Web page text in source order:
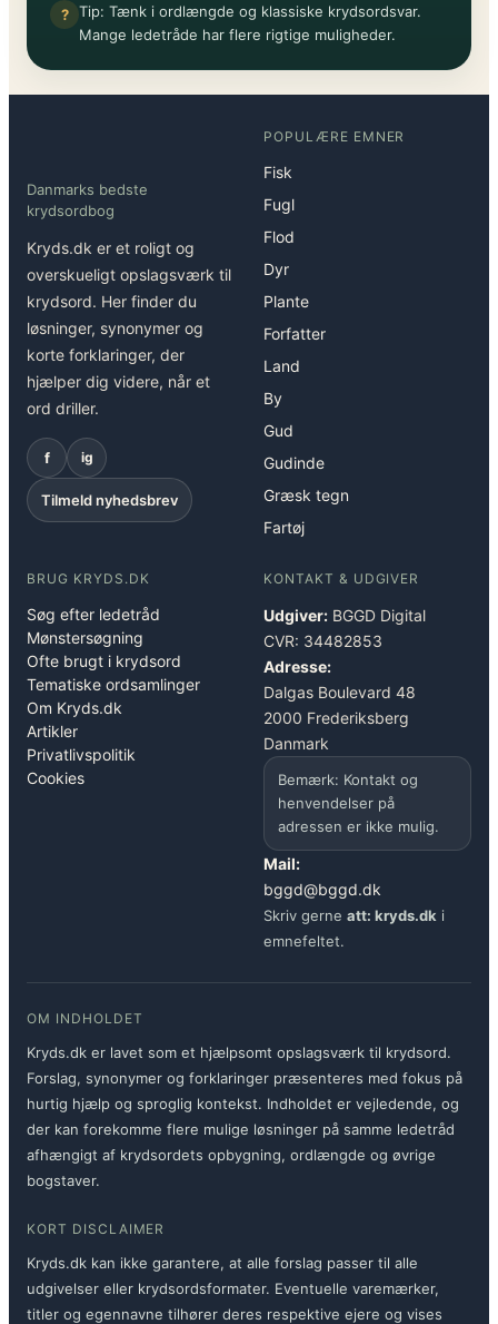
? Tip: Tænk i ordlængde og klassiske krydsordsvar.
Mange ledetråde har flere rigtige muligheder.
Danmarks bedste
krydsordbog
Kryds.dk er et roligt og
overskueligt opslagsværk til
krydsord. Her finder du
løsninger, synonymer og
korte forklaringer, der
hjælper dig videre, når et
ord driller.
f ig
Tilmeld nyhedsbrev
POPULÆRE EMNER
Fisk
Fugl
Flod
Dyr
Plante
Forfatter
Land
By
Gud
Gudinde
Græsk tegn
Fartøj
BRUG KRYDS.DK
Søg efter ledetråd
Mønstersøgning
Ofte brugt i krydsord
Tematiske ordsamlinger
Om Kryds.dk
Artikler
Privatlivspolitik
Cookies
KONTAKT & UDGIVER
Udgiver: BGGD Digital
CVR: 34482853
Adresse:
Dalgas Boulevard 48
2000 Frederiksberg
Danmark
Bemærk: Kontakt og
henvendelser på
adressen er ikke mulig.
Mail:
bggd@bggd.dk
Skriv gerne att: kryds.dk i
emnefeltet.
OM INDHOLDET
Kryds.dk er lavet som et hjælpsomt opslagsværk til krydsord.
Forslag, synonymer og forklaringer præsenteres med fokus på
hurtig hjælp og sproglig kontekst. Indholdet er vejledende, og
der kan forekomme flere mulige løsninger på samme ledetråd
afhængigt af krydsordets opbygning, ordlængde og øvrige
bogstaver.
KORT DISCLAIMER
Kryds.dk kan ikke garantere, at alle forslag passer til alle
udgivelser eller krydsordsformater. Eventuelle varemærker,
titler og egennavne tilhører deres respektive ejere og vises